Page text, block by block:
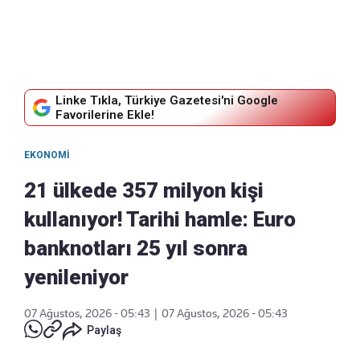
Linke Tıkla, Türkiye Gazetesi'ni Google
Favorilerine Ekle!
EKONOMI
21 ülkede 357 milyon kişi
kullanıyor! Tarihi hamle: Euro
banknotları 25 yıl sonra
yenileniyor
07 Ağustos, 2026 - 05:43
07 Ağustos, 2026 - 05:43
Paylaş